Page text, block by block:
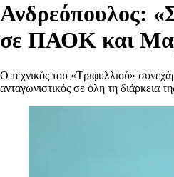
Ανδρεόπουλος:
σε ΠΑΟΚ και
Ο τεχνικός του «Τριφυλλιού»
ανταγωνιστικός σε όλη τη διάρκεια